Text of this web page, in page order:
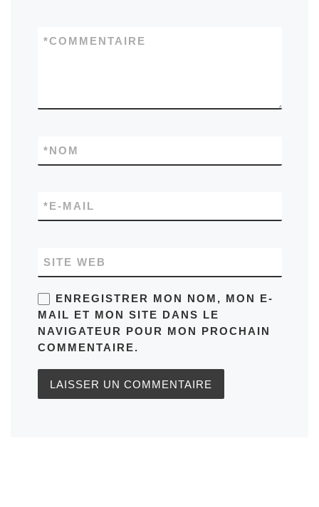
COMMENTAIRE
*
NOM
*
E-MAIL
*
SITE WEB
ENREGISTRER MON NOM, MON E-
MAIL ET MON SITE DANS LE
NAVIGATEUR POUR MON PROCHAIN
COMMENTAIRE.